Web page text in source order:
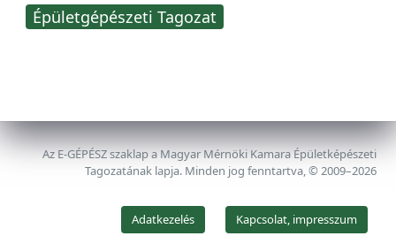
Épületgépészeti Tagozat
Az E-GÉPÉSZ szaklap a Magyar Mérnöki Kamara Épületképészeti
Tagozatának lapja. Minden jog fenntartva, © 2009–2026
Adatkezelés Kapcsolat, impresszum